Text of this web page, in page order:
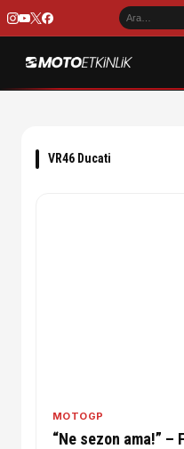
VR46 Ducati
MOTOGP
“Ne sezon ama!” –